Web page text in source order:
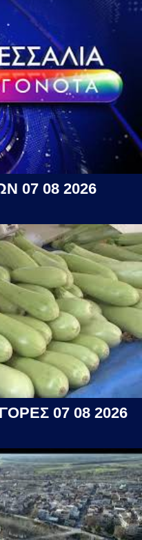
07 08 2026
07 08 2026